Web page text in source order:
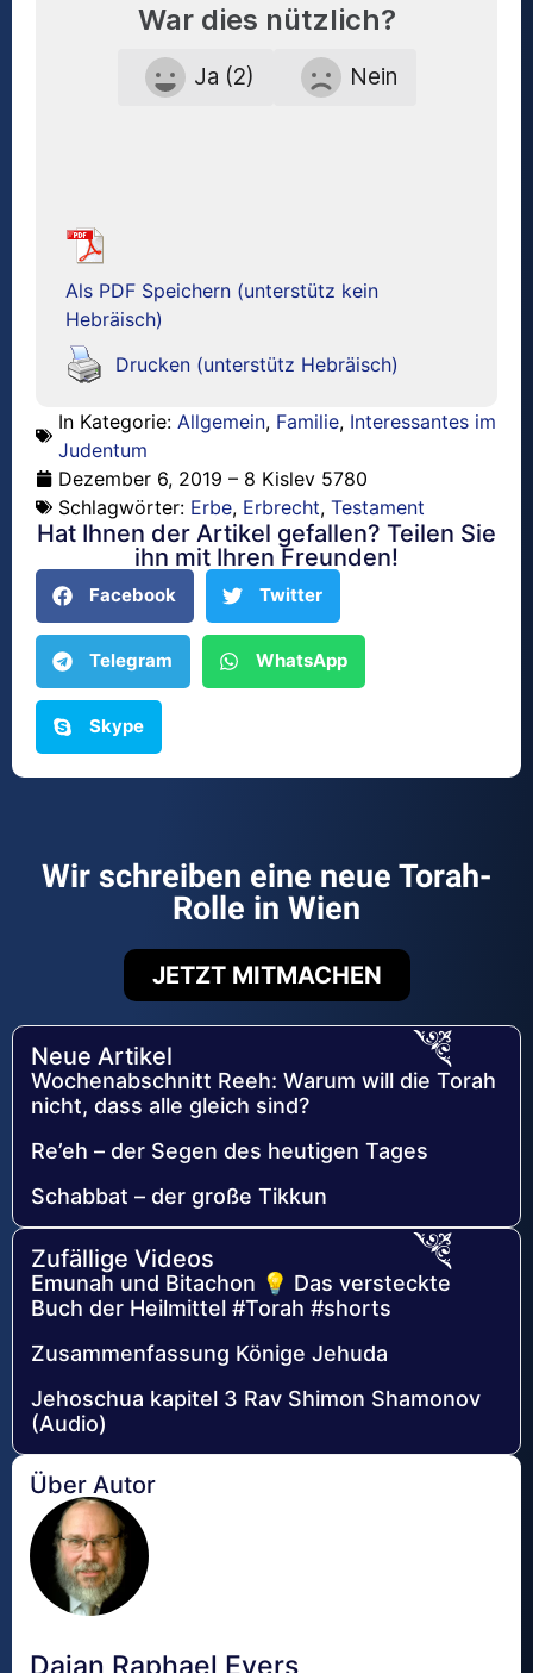
War dies nützlich?
Ja (2) Nein
Als PDF Speichern (unterstütz kein
Hebräisch)
Drucken (unterstütz Hebräisch)
In Kategorie: Allgemein, Familie, Interessantes im
Judentum
Dezember 6, 2019 – 8 Kislev 5780
Schlagwörter: Erbe, Erbrecht, Testament
Hat Ihnen der Artikel gefallen? Teilen Sie
ihn mit Ihren Freunden!
Facebook Twitter
Telegram WhatsApp
Skype
Wir schreiben eine neue Torah-
Rolle in Wien
JETZT MITMACHEN
Neue Artikel
Wochenabschnitt Reeh: Warum will die Torah
nicht, dass alle gleich sind?
Re’eh – der Segen des heutigen Tages
Schabbat – der große Tikkun
Zufällige Videos
Emunah und Bitachon 💡 Das versteckte
Buch der Heilmittel #Torah #shorts
Zusammenfassung Könige Jehuda
Jehoschua kapitel 3 Rav Shimon Shamonov
(Audio)
Über Autor
Dajan Raphael Evers